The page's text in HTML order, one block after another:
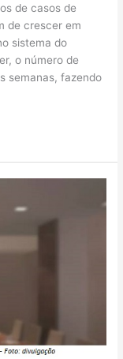
de casos de
de crescer em
sistema do
o número de
semanas, fazendo